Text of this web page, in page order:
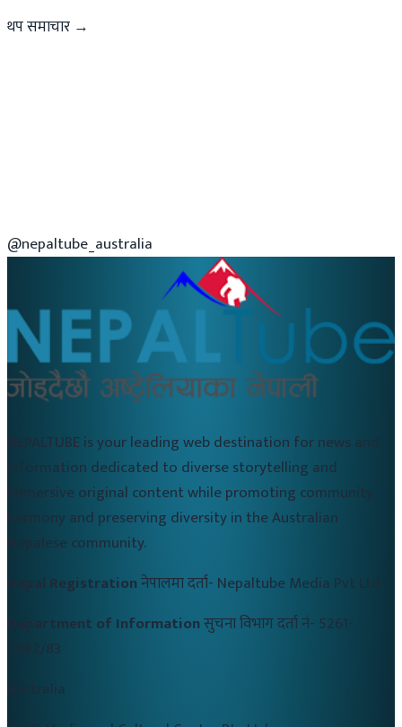
थप समाचार →
@nepaltube_australia
NEPALTUBE is your leading web destination for news and
information dedicated to diverse storytelling and
immersive original content while promoting community
harmony and preserving diversity in the Australian
Nepalese community.
Nepal Registrationनेपालमा दर्ता- Nepaltube Media Pvt Ltd
Department of Informationसुचना विभाग दर्ता नं- 5261-
2082/83
Australia